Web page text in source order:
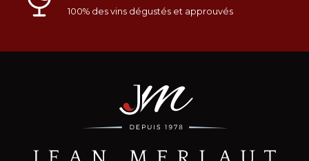
100% des vins dégustés et approuvés